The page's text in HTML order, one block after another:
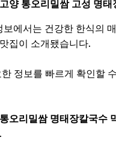
양 통오리밀쌈 고성 명태
보에서는 건강한 한식의
집이 소개됐습니다.
정보를 빠르게 확인할
오리밀쌈 명태장칼국수